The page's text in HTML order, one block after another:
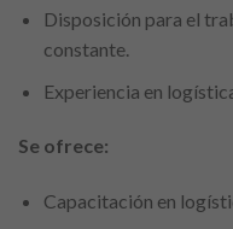
Disposición para el
constante.
Experiencia en
Se ofrece:
Capacitación en